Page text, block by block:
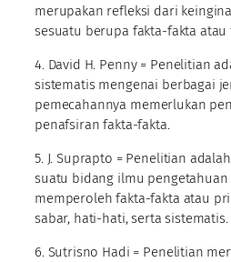
merupakan refleksi dari
sesuatu berupa fakta-fakta atau
4. David H. Penny = Penelitian
sistematis mengenai berbagai
pemecahannya memerlukan
penafsiran fakta-fakta.
5. J. Suprapto = Penelitian
suatu bidang ilmu
memperoleh fakta-fakta atau
sabar, hati-hati, serta sistematis.
6. Sutrisno Hadi = Penelitian